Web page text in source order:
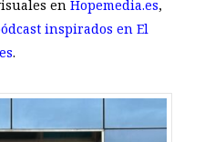
en Hopemedia.es,
inspirados en El
.